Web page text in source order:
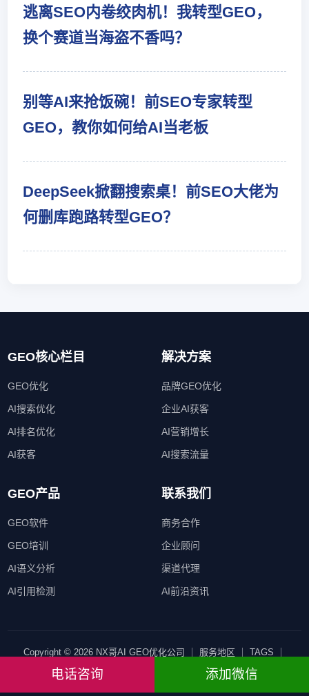
逃离SEO内卷绞肉机！我转型GEO，
换个赛道当海盗不香吗？
别等AI来抢饭碗！前SEO专家转型
GEO，教你如何给AI当老板
DeepSeek掀翻搜索桌！前SEO大佬为
何删库跑路转型GEO？
GEO核心栏目
GEO优化
AI搜索优化
AI排名优化
AI获客
解决方案
品牌GEO优化
企业AI获客
AI营销增长
AI搜索流量
GEO产品
GEO软件
GEO培训
AI语义分析
AI引用检测
联系我们
商务合作
企业顾问
渠道代理
AI前沿资讯
Copyright © 2026 NX哥AI GEO优化公司 ｜ 服务地区 TAGS
SITEMAP
｜ All Rights Reserved
电话咨询 添加微信